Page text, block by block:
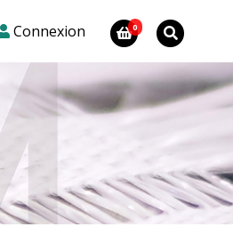
Connexion